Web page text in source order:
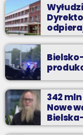
342
Nowe